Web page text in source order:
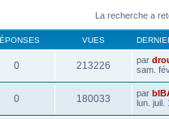
La recherche a
VUES
0 213226 par
sam.
0 180033 par
lun. juil.